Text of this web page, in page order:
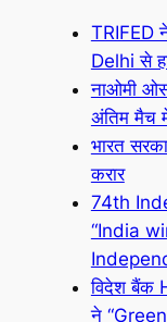
TRIFED
Delhi से
नाओमी
अंतिम मैच में
भारत
करार
74th
“India
विदेश बैंक
ने